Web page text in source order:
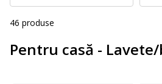
46 produse
Pentru casă -